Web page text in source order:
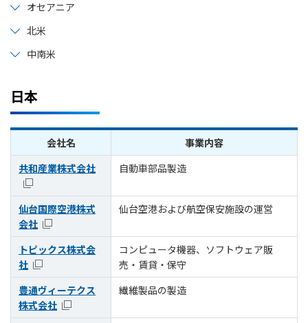
オセアニア
北米
中南米
日本
会社名
事業内容
共和産業株式会社
自動車部品製造
仙台国際空港株式
会社
仙台空港および航空保安施設の運営
トピックス株式会
社
コンピュータ機器、ソフトウェア販
売・賃貸・保守
豊通ヴィーテクス
株式会社
繊維製品の製造